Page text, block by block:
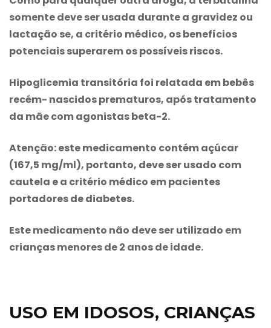
somente deve ser usada durante a gravidez ou
lactação se, a critério médico, os benefícios
potenciais superarem os possíveis riscos.
Hipoglicemia transitória foi relatada em bebês
recém- nascidos prematuros, após tratamento
da mãe com agonistas beta-2.
Atenção: este medicamento contém açúcar
(167,5 mg/ml), portanto, deve ser usado com
cautela e a critério médico em pacientes
portadores de diabetes.
Este medicamento não deve ser utilizado em
crianças menores de 2 anos de idade.
USO EM IDOSOS, CRIANÇAS